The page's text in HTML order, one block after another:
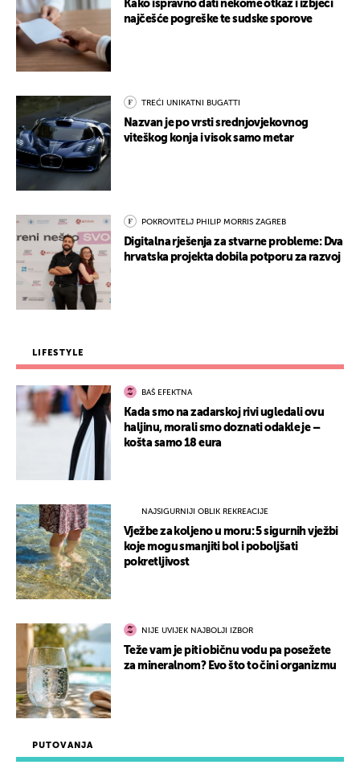
PUTOVANJA
Kako ispravno dati nekome otkaz i izbjeći
najčešće pogreške te sudske sporove
TREĆI UNIKATNI BUGATTI
Nazvan je po vrsti srednjovjekovnog
viteškog konja i visok samo metar
POKROVITELJ PHILIP MORRIS ZAGREB
Digitalna rješenja za stvarne probleme: Dva
hrvatska projekta dobila potporu za razvoj
LIFESTYLE
BAŠ EFEKTNA
Kada smo na zadarskoj rivi ugledali ovu
haljinu, morali smo doznati odakle je –
košta samo 18 eura
NAJSIGURNIJI OBLIK REKREACIJE
Vježbe za koljeno u moru: 5 sigurnih vježbi
koje mogu smanjiti bol i poboljšati
pokretljivost
NIJE UVIJEK NAJBOLJI IZBOR
Teže vam je piti običnu vodu pa posežete
za mineralnom? Evo što to čini organizmu